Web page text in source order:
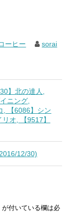
ーヒー sorai
】北の達人,
ニング,
, 【6086】シン
オ, 【9517】
12/30)
が付いている欄は必